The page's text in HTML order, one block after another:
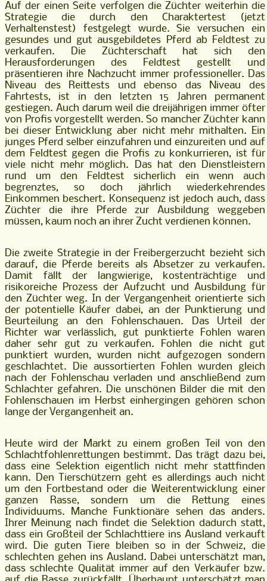
Auf der einen Seite verfolgen die Züchter weiterhin die
Strategie die durch den Charaktertest (jetzt
Verhaltenstest) festgelegt wurde. Sie versuchen ein
gesundes und gut ausgebildetes Pferd ab Feldtest zu
verkaufen. Die Züchterschaft hat sich den
Herausforderungen des Feldtest gestellt und
präsentieren ihre Nachzucht immer professioneller. Das
Niveau des Reittests und ebenso das Niveau des
Fahrtests, ist in den letzten 15 Jahren permanent
gestiegen. Auch darum weil die dreijährigen immer öfter
von Profis vorgestellt werden. So mancher Züchter kann
bei dieser Entwicklung aber nicht mehr mithalten. Ein
junges Pferd selber einzufahren und einzureiten und auf
dem Feldtest gegen die Profis zu konkurrieren, ist für
viele nicht mehr möglich. Das hat den Dienstleistern
rund um den Feldtest sicherlich ein wenn auch
begrenztes, so doch jährlich wiederkehrendes
Einkommen beschert. Konsequenz ist jedoch auch, dass
Züchter die ihre Pferde zur Ausbildung weggeben
müssen, kaum noch an ihrer Zucht verdienen können.
Die zweite Strategie in der Freibergerzucht bezieht sich
darauf, die Pferde bereits als Absetzer zu verkaufen.
Damit fällt der langwierige, kostenträchtige und
risikoreiche Prozess der Aufzucht und Ausbildung für
den Züchter weg. In der Vergangenheit orientierte sich
der potentielle Käufer dabei, an der Punktierung und
Beurteilung an den Fohlenschauen. Das Urteil der
Richter war verlässlich, gut punktierte Fohlen waren
daher sehr gut zu verkaufen. Fohlen die nicht gut
punktiert wurden, wurden nicht aufgezogen sondern
geschlachtet. Die aussortierten Fohlen wurden gleich
nach der Fohlenschau verladen und anschließend zum
Schlachter gefahren. Die unschönen Bilder die mit den
Fohlenschauen im Herbst einhergingen gehören schon
lange der Vergangenheit an.
Heute wird der Markt zu einem großen Teil von den
Schlachtfohlenrettungen bestimmt. Das trägt dazu bei,
dass eine Selektion eigentlich nicht mehr stattfinden
kann. Den Tierschützern geht es allerdings auch nicht
um den Fortbestand oder die Weiterentwicklung einer
ganzen Rasse, sondern um die Rettung eines
Individuums. Manche Funktionäre sehen das anders.
Ihrer Meinung nach findet die Selektion dadurch statt,
dass ein Großteil der Schlachttiere ins Ausland verkauft
wird. Die guten Tiere bleiben so in der Schweiz, die
schlechten gehen ins Ausland. Dabei unterschätzt man,
dass schlechte Qualität immer auf den Verkäufer bzw.